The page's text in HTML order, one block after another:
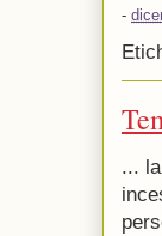
-
...